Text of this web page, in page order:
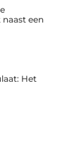
een
Het